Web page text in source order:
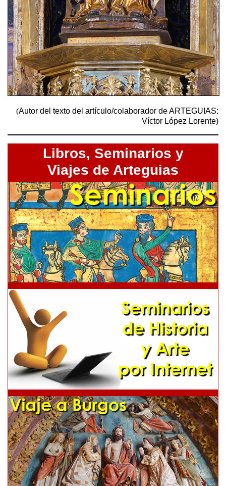
(Autor del texto del artículo/colaborador de ARTEGUIAS:
Víctor López Lorente)
Libros, Seminarios y
Viajes de Arteguias